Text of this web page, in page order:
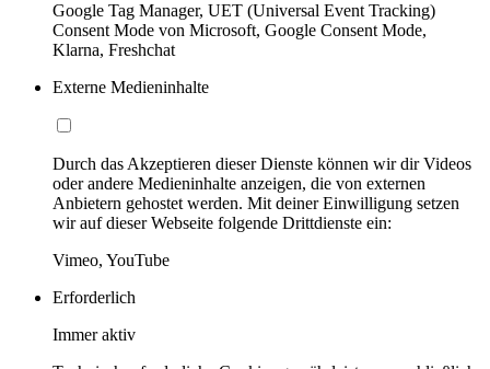
Google Tag Manager, UET (Universal Event Tracking)
Consent Mode von Microsoft, Google Consent Mode,
Klarna, Freshchat
Externe Medieninhalte
Durch das Akzeptieren dieser Dienste können wir dir Videos
oder andere Medieninhalte anzeigen, die von externen
Anbietern gehostet werden. Mit deiner Einwilligung setzen
wir auf dieser Webseite folgende Drittdienste ein:
Vimeo, YouTube
Erforderlich
Immer aktiv